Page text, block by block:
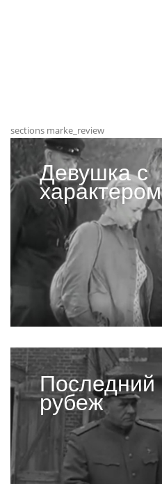
sections marke_review
Девушка с
характером
Последний
рубеж